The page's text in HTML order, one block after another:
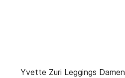
Yvette Zuri Leggings Damen